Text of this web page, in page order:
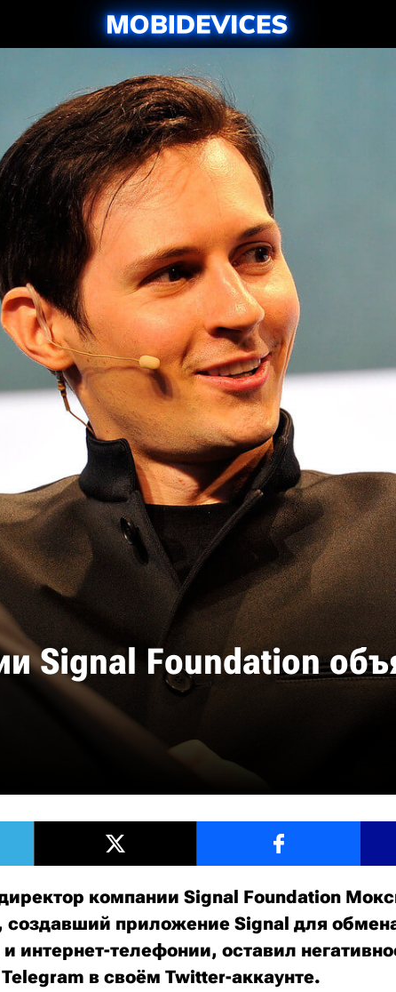
Signal Foundation
компании Signal Foundation
приложение Signal для
интернет-телефонии, оставил
в своём Twitter-аккаунте.